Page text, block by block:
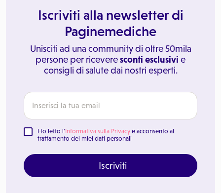
Iscriviti alla newsletter di
Paginemediche
Unisciti ad una community di oltre 50mila
persone per riceveresconti esclusivi e
consigli di salute dai nostri esperti.
Ho letto l'Informativa sulla Privacy e acconsento al
trattamento dei miei dati personali
Iscriviti